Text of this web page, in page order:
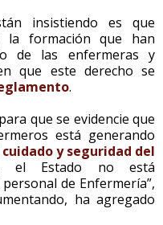
insistiendo es que
la formación que han
de las enfermeras y
que este derecho se
.
que se evidencie que
está generando
y seguridad del
el Estado no está
de Enfermería”,
ha agregado